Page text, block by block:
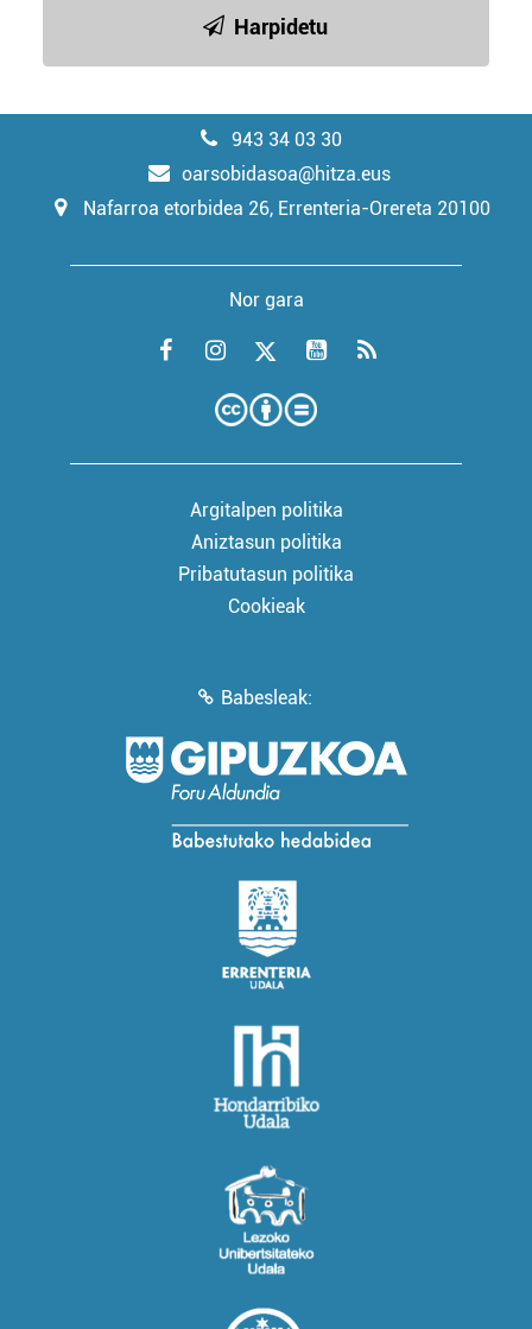
Harpidetu
943 34 03 30
oarsobidasoa@hitza.eus
Nafarroa etorbidea 26, Errenteria-Orereta 20100
Nor gara
Argitalpen politika
Aniztasun politika
Pribatutasun politika
Cookieak
Babesleak: